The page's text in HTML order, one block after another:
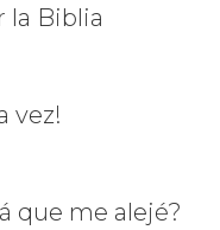
la Biblia
vez!
que me alejé?